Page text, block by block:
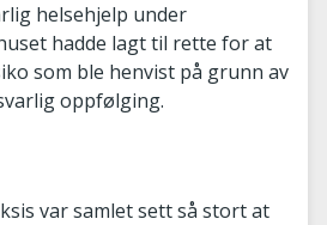
helsehjelp under
hadde lagt til rette for at
som ble henvist på grunn av
oppfølging.
var samlet sett så stort at